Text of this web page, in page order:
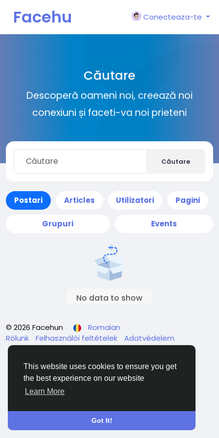
This website uses cookies to ensure you get
the best experience on our website
Learn More
Got It!
Facehu
Conecteaza-te
Căutare
Descoperă oameni noi, creează noi
conexiuni și faceti-va noi prieteni
Căutare
Postari Articles Utilizatori Pagini
Grupuri Events
No data to show
© 2026 Facehun
Romaian
Rólunk
Felhasználói feltételek
Adatvédelem
Contacteaza-ne